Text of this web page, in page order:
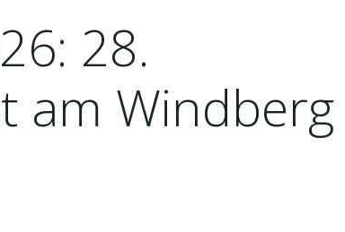
28.
am Windberg